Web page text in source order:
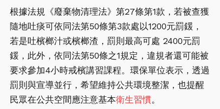
根據法規《廢棄物清理法》第27條第1款，若被查獲
隨地吐痰可依同法第50條第3款處以1200元罰鍰，
若是吐檳榔汁或檳榔渣，罰則最高可處 2400元罰
鍰，此外，依同法第50條之1規定，違規者還可能被
要求參加4小時戒檳講習課程。環保單位表示，透過
罰則與宣導並行，希望維持公共環境整潔，也提醒
民眾在公共空間應注意基本衛生習慣。